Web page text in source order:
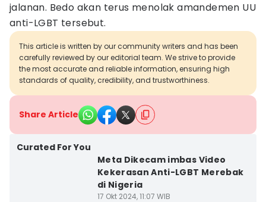
jalanan. Bedo akan terus menolak amandemen UU
anti-LGBT tersebut.
This article is written by our community writers and has been
carefully reviewed by our editorial team. We strive to provide
the most accurate and reliable information, ensuring high
standards of quality, credibility, and trustworthiness.
Share Article
Curated For You
Meta Dikecam imbas Video
Kekerasan Anti-LGBT Merebak
di Nigeria
17 Okt 2024, 11:07 WIB